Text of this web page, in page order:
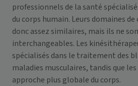
professionnels de la santé
du corps humain. Leurs domaines
donc assez similaires, mais ils ne
interchangeables. Les
spécialisés dans le traitement des
maladies musculaires, tandis que
approche plus globale du corps.